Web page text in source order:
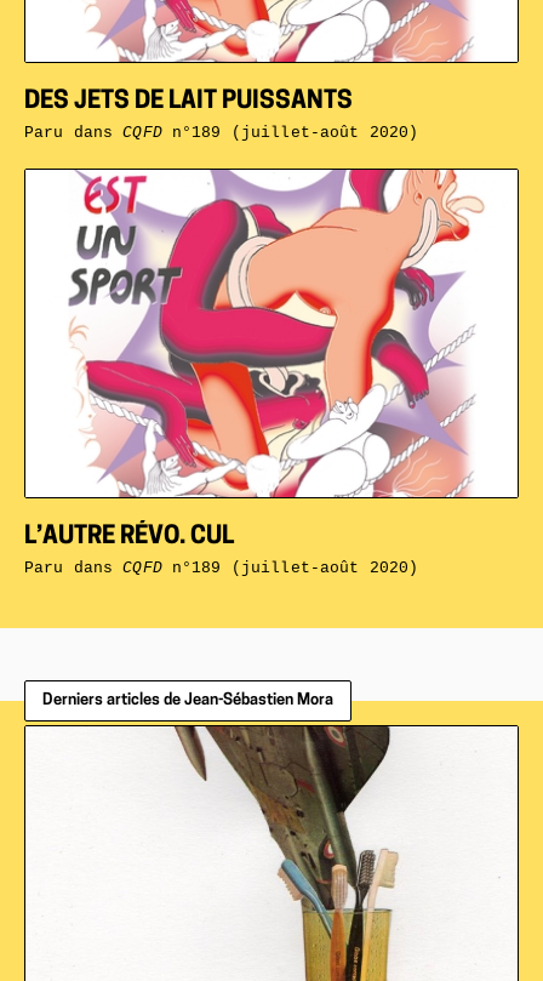
L’AUTRE RÉVO. CUL
Paru dansCQFDn°189 (juillet-août 2020)
DES JETS DE LAIT PUISSANTS
Paru dansCQFDn°189 (juillet-août 2020)
Derniers articles de Jean-Sébastien Mora